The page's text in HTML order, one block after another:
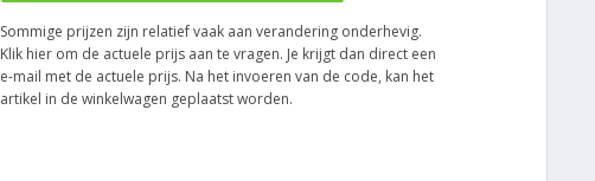
Sommige prijzen zijn relatief vaak aan verandering onderhevig.
Klik hier om de actuele prijs aan te vragen. Je krijgt dan direct een
e-mail met de actuele prijs. Na het invoeren van de code, kan het
artikel in de winkelwagen geplaatst worden.